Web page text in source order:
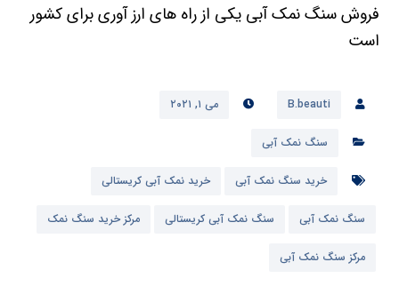
فروش سنگ نمک آبی یکی از راه های ارز آوری برای کشور
است
B.beauti می ۱, ۲۰۲۱
سنگ نمک آبی
خرید سنگ نمک آبی خرید نمک آبی کریستالی
سنگ نمک آبی سنگ نمک آبی کریستالی مرکز خرید سنگ نمک
مرکز سنگ نمک آبی